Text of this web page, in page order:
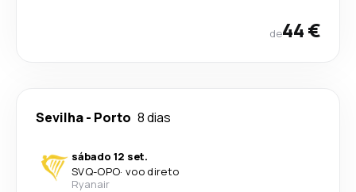
de44 €
Sevilha- Porto 8 dias
sábado 12 set.
SVQ-OPO· voo direto
Ryanair